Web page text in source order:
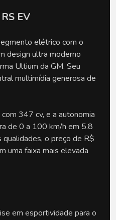
EV
elétrico com o
design ultra moderno
Ultium da GM. Seu
multimídia generosa de
347 cv, e a autonomia
de 0 a 100 km/h em 5.8
o preço de R$
uma faixa mais elevada
em esportividade para o